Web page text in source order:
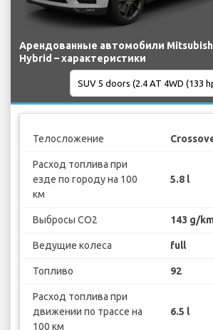
Арендованные автомобили
Hybrid – характеристики
Телосложение
Расход топлива при
езде по городу на 100
км
5.8 l
Выбросы CO2 143 g/km
Ведущие колеса full
Топливо 92
Расход топлива при
движении по трассе на
100 км
6.5 l